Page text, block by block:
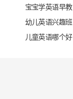
宝宝学英语早教
幼儿英语兴趣班
儿童英语哪个好